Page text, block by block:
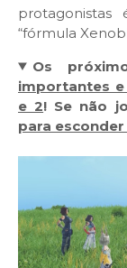
“fórmula
Os
importantes e
e 2! Se não
para